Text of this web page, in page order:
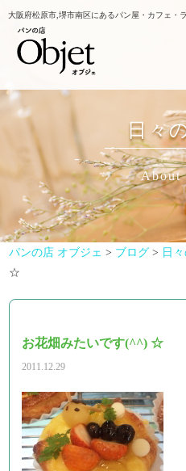
大阪府松原市,堺市南区にあるパン屋・カフェ・
日々
About
パンの店 オブジェ > ブログ > 日
☆
お花畑みたいです(^^) ☆
2011.12.29